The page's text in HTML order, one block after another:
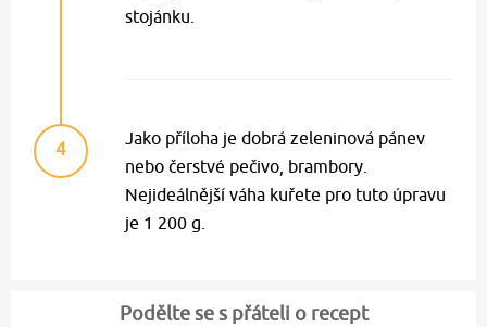
stojánku.
4
Jako příloha je dobrá zeleninová pánev
nebo čerstvé pečivo, brambory.
Nejideálnější váha kuřete pro tuto úpravu
je 1 200 g.
Podělte se s přáteli o recept